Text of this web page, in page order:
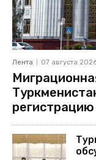
Лента 07 августа